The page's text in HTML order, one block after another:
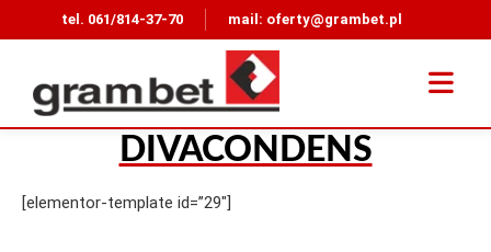
tel. 061/814-37-70 mail: oferty@grambet.pl
DIVACONDENS
[elementor-template id=”29″]